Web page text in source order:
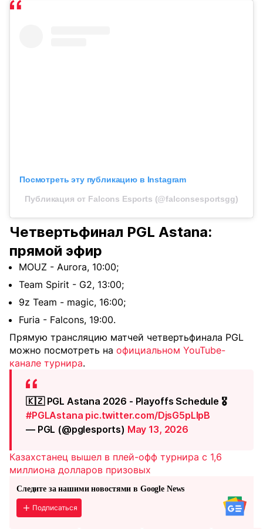
Посмотреть эту публикацию в Instagram
Публикация от Falcons Esports (@falconsesportsgg)
Четвертьфинал PGL Astana:
прямой эфир
MOUZ - Aurora, 10:00;
Team Spirit - G2, 13:00;
9z Team - magic, 16:00;
Furia - Falcons, 19:00.
Прямую трансляцию матчей четвертьфинала PGL
можно посмотреть на официальном YouTube-
канале турнира.
🇰🇿 PGL Astana 2026 - Playoffs Schedule 🎖️
#PGLAstana pic.twitter.com/DjsG5pLIpB
— PGL (@pglesports) May 13, 2026
Казахстанец вышел в плей-офф турнира с 1,6
миллиона долларов призовых
Следите за нашими новостями в Google News
Подписаться